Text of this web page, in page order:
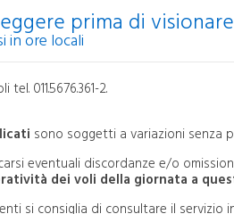
Aeroportuale
smarriti
smarriti
ritardo voli
aerea e servizi
prima di
in ore locali
011.5676.361-2.
sono soggetti a variazioni senza
eventuali discordanze e/o
dei voli della giornata a
si consiglia di consultare il servizio